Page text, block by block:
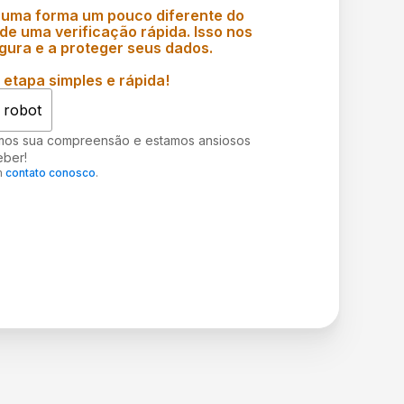
forma um pouco diferente do
uma verificação rápida. Isso nos
e a proteger seus dados.
simples e rápida!
robot
sua compreensão e estamos ansiosos
contato conosco.